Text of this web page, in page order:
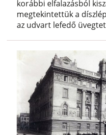
korábbi elfalazásból
megtekintettük a
az udvart lefedő